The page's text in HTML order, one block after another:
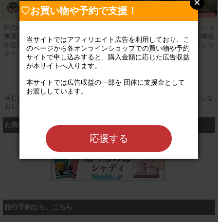
世の中にはどんなおしごとがあるんだろう？「夢」と「希望」という
無限の可能性を秘めたこどもたちに、さまざまなおしごと体験の機会
を提供することで、次世代への「夢★デザイン」を応援するプロジェ
クトです。
同じお買い物やお申し込みを複数回行う場合は、そのたびにクリックしな
おしてください
お買い物するなら、こちら
シャディ
旅行予約なら、こちら
♡お買い物や予約で支援！
当サイトではアフィリエイト広告を利用しており、こ
のページから各オンラインショップでの買い物や予約
サイトで申し込みすると、購入金額に応じた広告収益
が本サイトへ入ります。
本サイトでは広告収益の一部を 団体に支援金として
お渡ししています。
応援する